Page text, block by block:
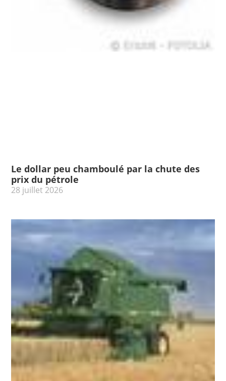
Le dollar peu chamboulé par la chute des
prix du pétrole
28 juillet 2026